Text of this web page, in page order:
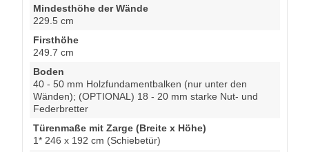
Mindesthöhe der Wände
229.5 cm
Firsthöhe
249.7 cm
Boden
40 - 50 mm Holzfundamentbalken (nur unter den
Wänden); (OPTIONAL) 18 - 20 mm starke Nut- und
Federbretter
Türenmaße mit Zarge (Breite x Höhe)
1* 246 x 192 cm (Schiebetür)